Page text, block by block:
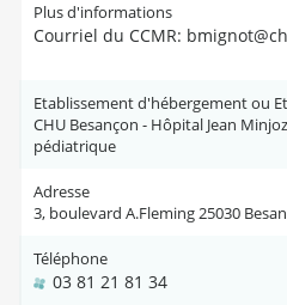
Plus d'informations
Courriel du CCMR:
Etablissement d'hébergement ou
CHU Besançon - Hôpital Jean
pédiatrique
Adresse
3, boulevard A.Fleming 25030
Téléphone
03 81 21 81 34